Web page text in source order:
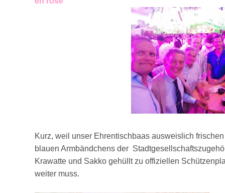
Kurz, weil unser Ehrentischbaas ausweislich
blauen Armbändchens der
Krawatte und Sakko gehüllt zu offiziellen
weiter muss.